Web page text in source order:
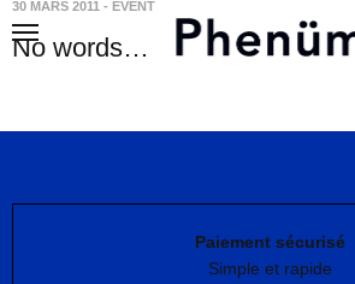
30 MARS 2011 - EVENT
No words…
Paiement sécurisé
Simple et rapide